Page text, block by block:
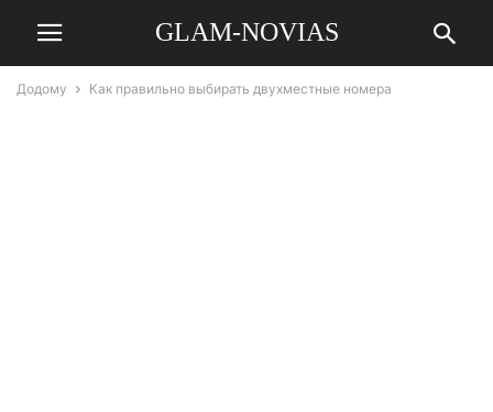
GLAM-NOVIAS
Додому Как правильно выбирать двухместные номера